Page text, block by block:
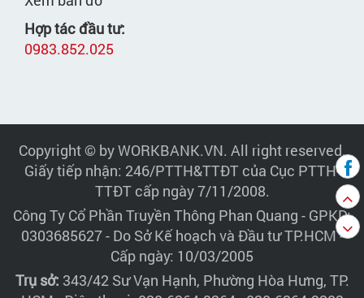
Hợp tác đầu tư:
0983.852.025
Copyright © by WORKBANK.VN. All right reserved.
Giấy tiếp nhận: 246/PTTH&TTĐT của Cục PTTH-
TTĐT cấp ngày 7/11/2008.
Công Ty Cổ Phần Truyền Thông Phan Quang - GPKD:
0303685627 - Do Sở Kế hoạch và Đầu tư TP.HCM -
Cấp ngày: 10/03/2005
Trụ sở: 343/42 Sư Vạn Hạnh, Phường Hòa Hưng, TP.